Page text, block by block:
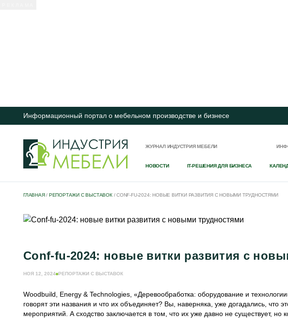
Информационный портал о мебельном производстве и бизнесе
ЖУРНАЛ ИНДУСТРИЯ МЕБЕЛИ
НОВОСТИ IT-РЕШЕНИЯ ДЛЯ БИЗНЕСА
ГЛАВНАЯ/ РЕПОРТАЖИ С ВЫСТАВОК/CONF-FU-2024: НОВЫЕ ВИТКИ РАЗВИТИЯ С НОВЫМИ ТРУДНОСТЯМИ
Conf-fu-2024: новые витки развития с
НОЯ 12, 2024 РЕПОРТАЖИ С ВЫСТАВОК
Woodbuild, Energy & Technologies, «Деревообработка: оборудование и
говорят эти названия и что их объединяет? Вы, наверняка, уже догадались,
мероприятий. А сходство заключается в том, что их уже давно не существует, но